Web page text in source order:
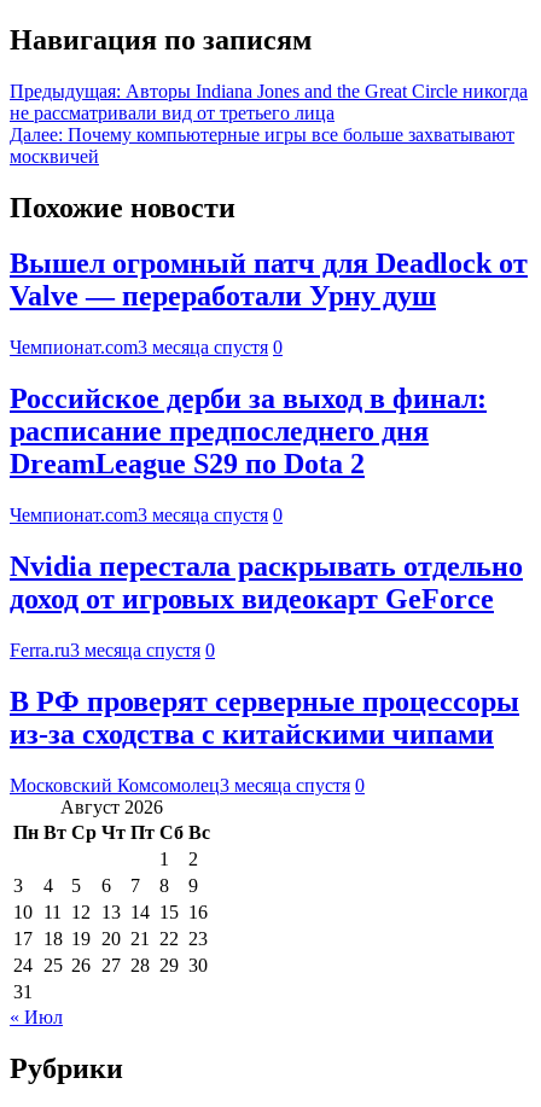
Навигация по записям
Предыдущая: Авторы Indiana Jones and the Great Circle никогда
не рассматривали вид от третьего лица
Далее: Почему компьютерные игры все больше захватывают
москвичей
Похожие новости
Вышел огромный патч для Deadlock от
Valve — переработали Урну душ
Чемпионат.com3 месяца спустя 0
Российское дерби за выход в финал:
расписание предпоследнего дня
DreamLeague S29 по Dota 2
Чемпионат.com3 месяца спустя 0
Nvidia перестала раскрывать отдельно
доход от игровых видеокарт GeForce
Ferra.ru3 месяца спустя 0
В РФ проверят серверные процессоры
из-за сходства с китайскими чипами
Московский Комсомолец3 месяца спустя 0
Август 2026
Пн Вт Ср Чт Пт Сб Вс
1
2
3
4 5 6 7 8
9
10 11 12 13 14 15 16
17 18 19 20 21 22 23
24 25 26 27 28 29 30
31
« Июл
Рубрики